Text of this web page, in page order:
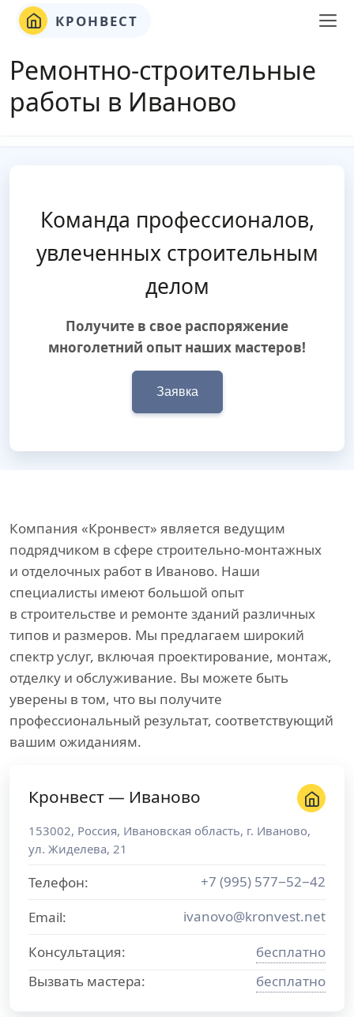
КРОНВЕСТ
Ремонтно-строительные
работы в Иваново
Команда профессионалов,
увлеченных строительным
делом
Получите в свое распоряжение
многолетний опыт наших мастеров!
Заявка
Компания «Кронвест» является ведущим
подрядчиком в сфере строительно-монтажных
и отделочных работ в Иваново. Наши
специалисты имеют большой опыт
в строительстве и ремонте зданий различных
типов и размеров. Мы предлагаем широкий
спектр услуг, включая проектирование, монтаж,
отделку и обслуживание. Вы можете быть
уверены в том, что вы получите
профессиональный результат, соответствующий
вашим ожиданиям.
Кронвест — Иваново
153002, Россия, Ивановская область, г. Иваново,
ул. Жиделева, 21
Телефон:
+7 (995) 577−52−42
Email:
ivanovo@kronvest.net
Консультация:
бесплатно
Вызвать мастера:
бесплатно